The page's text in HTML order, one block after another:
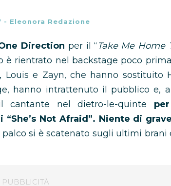
- Eleonora Redazione
Direction per il “ Take Me Home
è rientrato nel backstage poco
Louis e Zayn, che hanno sostituito
hanno intrattenuto il pubblico e,
nel dietro-le-quinte
Not Afraid”. Niente di
si è scatenato sugli ultimi brani